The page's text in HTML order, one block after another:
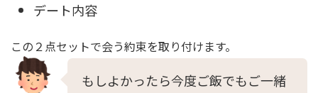
デート内容
この２点セットで会う約束を取り付けます。
もしよかったら今度ご飯でもご一緒